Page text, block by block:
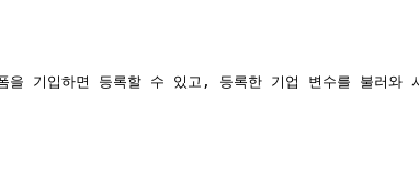
기입하면 등록할 수 있고, 등록한 기업 변수를 불러와